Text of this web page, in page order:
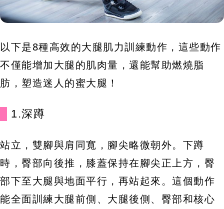
以下是8種高效的大腿肌力訓練動作，這些動作
不僅能增加大腿的肌肉量，還能幫助燃燒脂
肪，塑造迷人的蜜大腿！
1.深蹲
站立，雙腳與肩同寬，腳尖略微朝外。下蹲
時，臀部向後推，膝蓋保持在腳尖正上方，臀
部下至大腿與地面平行，再站起來。這個動作
能全面訓練大腿前側、大腿後側、臀部和核心